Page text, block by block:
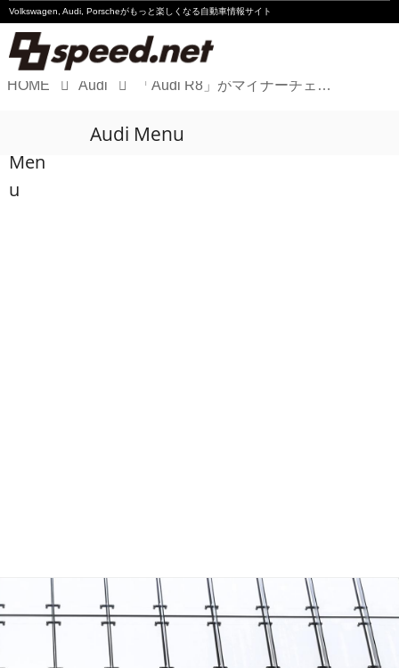
Volkswagen, Audi, Porscheがもっと楽しくなる自動車情報サイト
Audi
HOME Audi 「Audi R8」がマイナーチェンジ
Men
u
Audi Menu